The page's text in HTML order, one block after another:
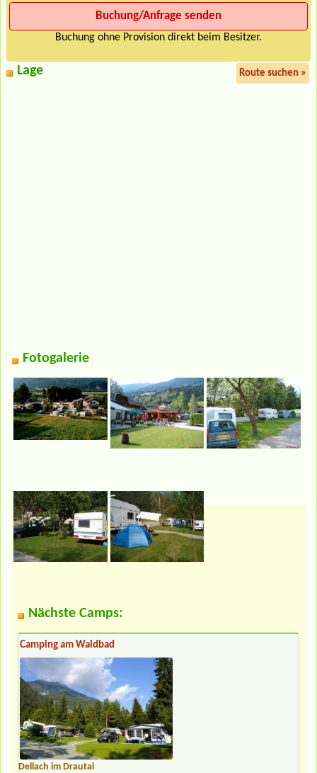
Buchung ohne Provision direkt beim Besitzer.
Lage Route suchen »
Fotogalerie
Nächste Camps:
Camping am Waldbad
Dellach im Drautal